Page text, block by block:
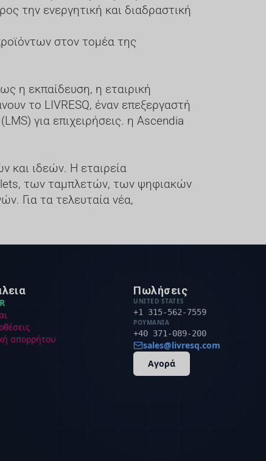
την ενεργητική και διαδραστική
στον τομέα της
η εκπαίδευση, η εταιρική
το LIVRESQ, έναν επεξεργαστή
για επιχειρήσεις. η Ascendia
και ιδεών. Η εταιρεία
των ταμπλετών, των ψηφιακών
Για τα τελευταία νέα,
απορρήτου
Πωλήσεις
UNITED STATES
+1 315-562-7559
ΡΟΥΜΑΝΊΑ
+40 371-089-200
sales@livresq.com
Αγορά